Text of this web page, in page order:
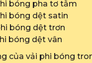
bóng pha tơ tằm
bóng dệt satin
bóng dệt trơn
bóng dệt vân
của vải phi bóng